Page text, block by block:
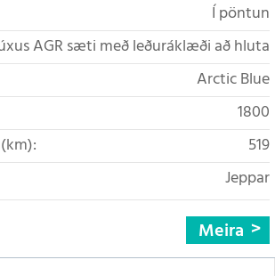
Í pöntun
AGR sæti með leðuráklæði að hluta
Arctic Blue
1800
519
Jeppar
Meira